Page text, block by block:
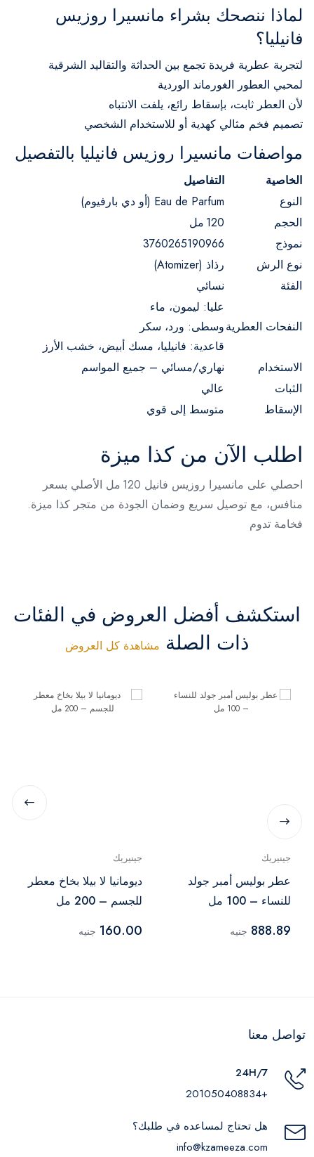
لماذا ننصحك بشراء مانسيرا روزيس
فانيليا؟
لتجربة عطرية فريدة تجمع بين الحداثة والتقاليد الشرقية
لمحبي العطور الغورماند الوردية
لأن العطر ثابت، بإسقاط رائع، يلفت الانتباه
تصميم فخم مثالي كهدية أو للاستخدام الشخصي
مواصفات مانسيرا روزيس فانيليا بالتفصيل
الخاصية
التفاصيل
النوع
Eau de Parfum (أو دي بارفيوم)
الحجم
120 مل
نموذج
3760265190966
نوع الرش
رذاذ (Atomizer)
الفئة
نسائي
النفحات العطرية
عليا: ليمون، ماء
وسطى: ورد، سكر
قاعدية: فانيليا، مسك أبيض، خشب الأرز
الاستخدام
نهاري/مسائي – جميع المواسم
الثبات
عالي
الإسقاط
متوسط إلى قوي
اطلب الآن من كذا ميزة
احصلي على مانسيرا روزيس فانيل 120 مل الأصلي بسعر
منافس، مع توصيل سريع وضمان الجودة من متجر كذا ميزة.
فخامة تدوم
استكشف أفضل العروض في الفئات
ذات الصلة مشاهدة كل العروض
جينيريك
عطر بوليس أمبر جولد
للنساء – 100 مل
888.89 جنيه
جينيريك
ديومانيا لا بيلا بخاخ معطر
للجسم – 200 مل
160.00 جنيه
تواصل معنا
24H/7
+201050408834
هل تحتاج لمساعده في طلبك؟
info@kzameeza.com